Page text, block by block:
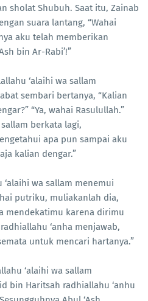
sholat Shubuh. Saat itu, Zainab
suara lantang, “Wahai
aku telah memberikan
bin Ar-Rabi’!”
‘alaihi wa sallam
sembari bertanya, “Kalian
“Ya, wahai Rasulullah.”
berkata lagi,
apa pun sampai aku
kalian dengar.”
wa sallam menemui
putriku, muliakanlah dia,
mendekatimu karena dirimu
‘anha menjawab,
untuk mencari hartanya.”
‘alaihi wa sallam
bin Haritsah radhiallahu ‘anhu